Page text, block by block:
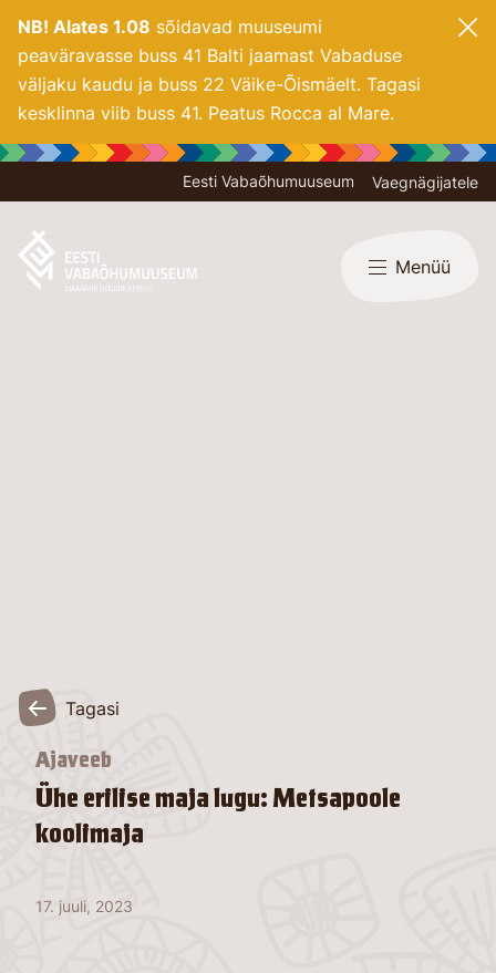
NB! Alates 1.08 sõidavad muuseumi
peaväravasse buss 41 Balti jaamast Vabaduse
väljaku kaudu ja buss 22 Väike-Õismäelt. Tagasi
kesklinna viib buss 41. Peatus Rocca al Mare.
Eesti Vabaõhumuuseum Vaegnägijatele
Menüü
Tagasi
Ajaveeb
Ühe erilise maja lugu: Metsapoole
koolimaja
17. juuli, 2023